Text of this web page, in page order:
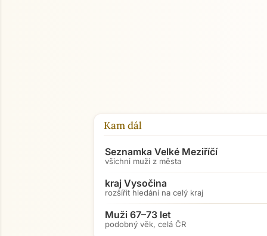
Kam dál
Seznamka Velké Meziříčí
všichni muži z města
kraj Vysočina
rozšířit hledání na celý kraj
Muži 67–73 let
podobný věk, celá ČR